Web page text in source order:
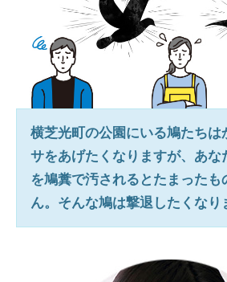
横芝光町の公園にいる鳩たちは
サをあげたくなりますが、あな
を鳩糞で汚されるとたまったも
ん。そんな鳩は撃退したくなり